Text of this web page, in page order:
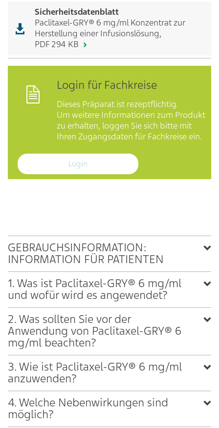
Sicherheitsdatenblatt
Paclitaxel-GRY® 6 mg/ml Konzentrat zur
Herstellung einer Infusionslösung,
PDF 294 KB
Login für Fachkreise
Dieses Präparat ist rezeptflichtig.
Um weitere Informationen zum Produkt
zu erhalten, loggen Sie sich bitte mit
Ihren Zugangsdaten für Fachkreise ein.
Login
GEBRAUCHSINFORMATION:
INFORMATION FÜR PATIENTEN
1. Was ist Paclitaxel-GRY® 6 mg/ml
und wofür wird es angewendet?
2. Was sollten Sie vor der
Anwendung von Paclitaxel-GRY® 6
mg/ml beachten?
3. Wie ist Paclitaxel-GRY® 6 mg/ml
anzuwenden?
4. Welche Nebenwirkungen sind
möglich?